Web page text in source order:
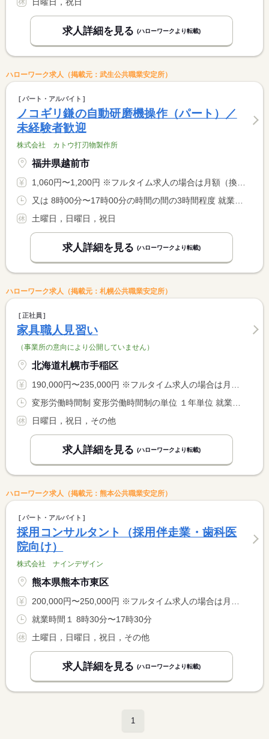
求人詳細を見る (ハローワークより転載)
ハローワーク求人（掲載元：武生公共職業安定所）
パート・アルバイト
ノコギリ鎌の自動研磨機操作（パート）／
未経験者歓迎
株式会社 カトウ打刃物製作所
福井県越前市
1,060円〜1,200円 ※フルタイム求人の場合は月額（換算額）、パート求人の場合は時間額を表示しています。
土曜日，日曜日，祝日
求人詳細を見る (ハローワークより転載)
ハローワーク求人（掲載元：札幌公共職業安定所）
正社員
家具職人見習い
（事業所の意向により公開していません）
北海道札幌市手稲区
190,000円〜235,000円 ※フルタイム求人の場合は月額（換算額）、パート求人の場合は時間額を表示しています。
日曜日，祝日，その他
求人詳細を見る (ハローワークより転載)
ハローワーク求人（掲載元：熊本公共職業安定所）
パート・アルバイト
採用コンサルタント（採用伴走業・歯科医
院向け）
株式会社 ナインデザイン
熊本県熊本市東区
200,000円〜250,000円 ※フルタイム求人の場合は月額（換算額）、パート求人の場合は時間額を表示しています。
就業時間１ 8時30分〜17時30分
土曜日，日曜日，祝日，その他
求人詳細を見る (ハローワークより転載)
1